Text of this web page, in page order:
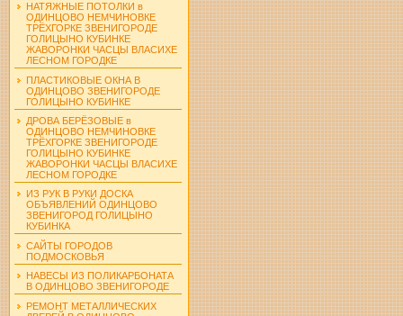
НАТЯЖНЫЕ ПОТОЛКИ в
ОДИНЦОВО НЕМЧИНОВКЕ
ТРЁХГОРКЕ ЗВЕНИГОРОДЕ
ГОЛИЦЫНО КУБИНКЕ
ЖАВОРОНКИ ЧАСЦЫ ВЛАСИХЕ
ЛЕСНОМ ГОРОДКЕ
ПЛАСТИКОВЫЕ ОКНА В
ОДИНЦОВО ЗВЕНИГОРОДЕ
ГОЛИЦЫНО КУБИНКЕ
ДРОВА БЕРЁЗОВЫЕ в
ОДИНЦОВО НЕМЧИНОВКЕ
ТРЁХГОРКЕ ЗВЕНИГОРОДЕ
ГОЛИЦЫНО КУБИНКЕ
ЖАВОРОНКИ ЧАСЦЫ ВЛАСИХЕ
ЛЕСНОМ ГОРОДКЕ
ИЗ РУК В РУКИ ДОСКА
ОБЪЯВЛЕНИЙ ОДИНЦОВО
ЗВЕНИГОРОД ГОЛИЦЫНО
КУБИНКА
САЙТЫ ГОРОДОВ
ПОДМОСКОВЬЯ
НАВЕСЫ ИЗ ПОЛИКАРБОНАТА
В ОДИНЦОВО ЗВЕНИГОРОДЕ
РЕМОНТ МЕТАЛЛИЧЕСКИХ